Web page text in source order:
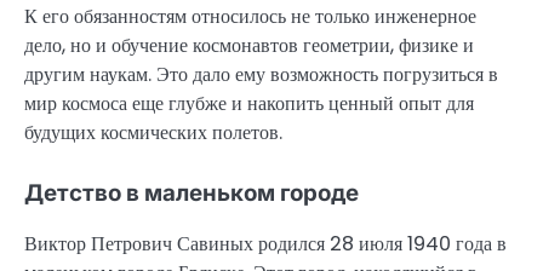
К его обязанностям относилось не только инженерное
дело, но и обучение космонавтов геометрии, физике и
другим наукам. Это дало ему возможность погрузиться в
мир космоса еще глубже и накопить ценный опыт для
будущих космических полетов.
Детство в маленьком городе
Виктор Петрович Савиных родился 28 июля 1940 года в